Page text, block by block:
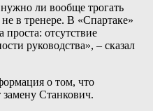
ли вообще трогать
в тренере. В «Спартаке»
проста: отсутствие
руководства», – сказал
о том, что
Станкович.